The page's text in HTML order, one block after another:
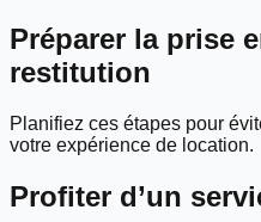
Préparer la prise
restitution
Planifiez ces étapes pour
votre expérience de location.
Profiter d’un